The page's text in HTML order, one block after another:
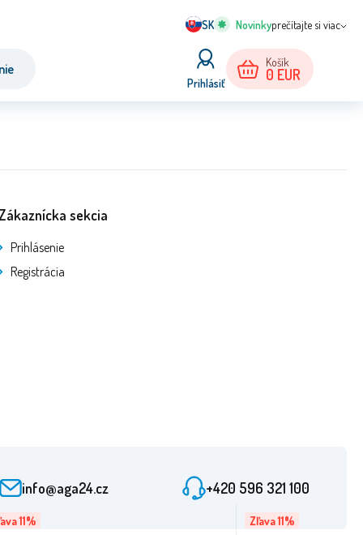
SK prečítajte si viac
Prihlásiť
Košík
0 EUR
11% Zľava 11%
sekcia
Prihlásenie
Registrácia
info@aga24.cz +420 596 321 100